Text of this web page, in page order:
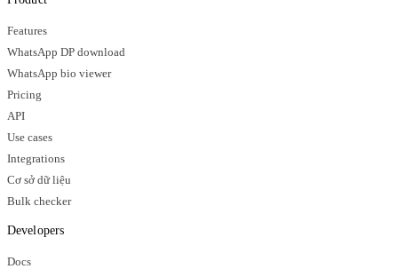
Features
WhatsApp DP download
WhatsApp bio viewer
Pricing
API
Use cases
Integrations
Cơ sở dữ liệu
Bulk checker
Developers
Docs